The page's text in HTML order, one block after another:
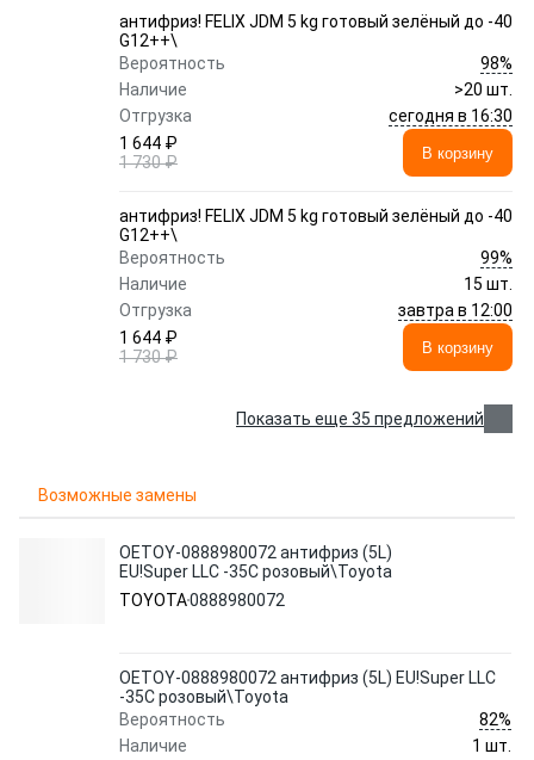
антифриз! FELIX JDM 5 kg готовый зелёный до -40
G12++\
Вероятность
98%
Наличие
>20 шт.
Отгрузка
сегодня в 16:30
1 644 ₽
1 730 ₽
В корзину
антифриз! FELIX JDM 5 kg готовый зелёный до -40
G12++\
Вероятность
99%
Наличие
15 шт.
Отгрузка
завтра в 12:00
1 644 ₽
1 730 ₽
В корзину
Показать еще 35 предложений
Возможные замены
OETOY-0888980072 антифриз (5L)
EU!Super LLC -35C розовый\Toyota
TOYOTA0888980072
OETOY-0888980072 антифриз (5L) EU!Super LLC
-35C розовый\Toyota
Вероятность
82%
Наличие
1 шт.